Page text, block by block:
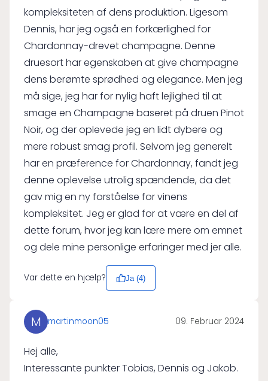
kompleksiteten af dens produktion. Ligesom
Dennis, har jeg også en forkærlighed for
Chardonnay-drevet champagne. Denne
druesort har egenskaben at give champagne
dens berømte sprødhed og elegance. Men jeg
må sige, jeg har for nylig haft lejlighed til at
smage en Champagne baseret på druen Pinot
Noir, og der oplevede jeg en lidt dybere og
mere robust smag profil. Selvom jeg generelt
har en præference for Chardonnay, fandt jeg
denne oplevelse utrolig spændende, da det
gav mig en ny forståelse for vinens
kompleksitet. Jeg er glad for at være en del af
dette forum, hvor jeg kan lære mere om emnet
og dele mine personlige erfaringer med jer alle.
Var dette en hjælp? Ja (4)
M martinmoon05 09. Februar 2024
Hej alle,
Interessante punkter Tobias, Dennis og Jakob.